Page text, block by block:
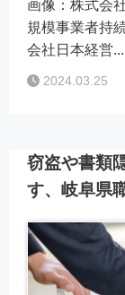
画像：株式会
規模事業者持
会社日本経営...
2024.03.25
窃盗や書類
す、岐阜県